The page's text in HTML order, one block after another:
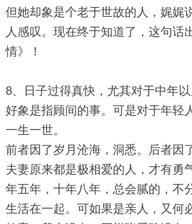
但她却象是个老于世故的人，娓娓
人感叹。现在终于知道了，这句话
情》！
8、日子过得真快，尤其对于中年
好象是指顾间的事。可是对于年轻
一生一世。
前者因了岁月沧海，洞悉。后者因
夫妻原来都是极相爱的人，才有勇
年五年，十年八年，总会腻的，不
生活在一起。可如果是亲人，又何